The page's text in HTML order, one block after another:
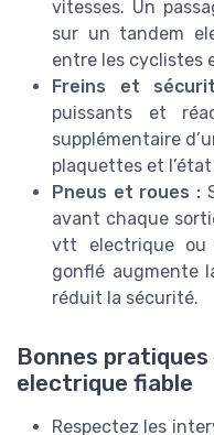
vitesses. Un
sur un tandem
entre les cyclistes
Freins et
puissants et
supplémentaire
plaquettes et
Pneus et roues :
avant chaque
vtt electrique ou
gonflé augmente
réduit la sécurité.
Bonnes
electrique fiable
Respectez les